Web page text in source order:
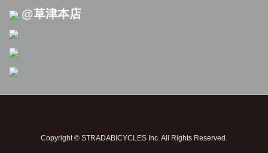
@草津本店
Copyright © STRADABICYCLES Inc. All Rights Reserved.